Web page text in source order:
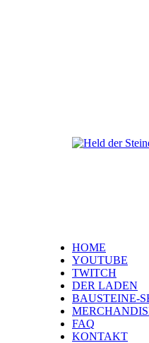
HOME
YOUTUBE
TWITCH
DER LADEN
BAUSTEINE-
FAQ
KONTAKT